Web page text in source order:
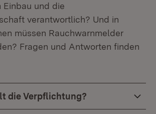
Einbau und die
verantwortlich? Und in
müssen Rauchwarnmelder
Fragen und Antworten finden
die Verpflichtung?